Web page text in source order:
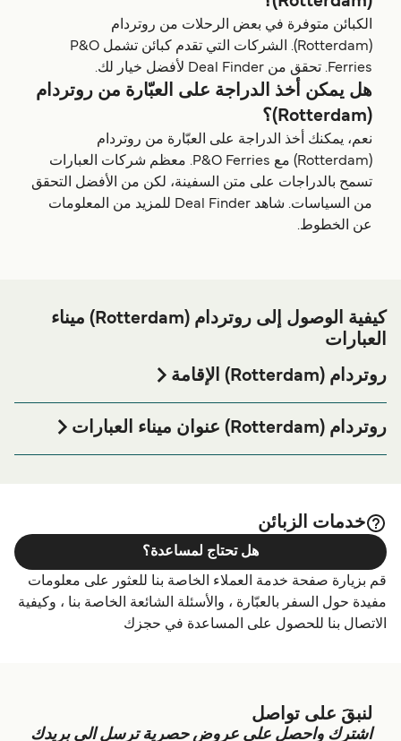
الكبائن متوفرة في بعض الرحلات من روتردام
(Rotterdam). الشركات التي تقدم كبائن تشمل P&O
Ferries. تحقق من Deal Finder لأفضل خيار لك.
هل يمكن أخذ الدراجة على العبّارة من روتردام
نعم، يمكنك أخذ الدراجة على العبّارة من روتردام
(Rotterdam) مع P&O Ferries. معظم شركات العبارات
تسمح بالدراجات على متن السفينة، لكن من الأفضل التحقق
من السياسات. شاهد Deal Finder للمزيد من المعلومات
عن الخطوط.
كيفية الوصول إلى روتردام (Rotterdam) ميناء
العبارات
روتردام (Rotterdam) الإقامة
(Rotterdam) ميناء العبارة قبل أو بعد رحلتك أو إذا كنت تبحث عن
أماكن السكن لإقامتك بالكامل، يرجى زيارة موقعنا على
روتردام (Rotterdam) عنوان ميناء العبارات
خدمات الزبائن
قم بزيارة صفحة خدمة العملاء الخاصة بنا للعثور على معلومات
مفيدة حول السفر بالعبّارة ، والأسئلة الشائعة الخاصة بنا ، وكيفية
الاتصال بنا للحصول على المساعدة في حجزك
هل تحتاج لمساعدة؟
لنبقَ على تواصل
اشترك واحصل على عروض حصرية ترسل الى بريدك